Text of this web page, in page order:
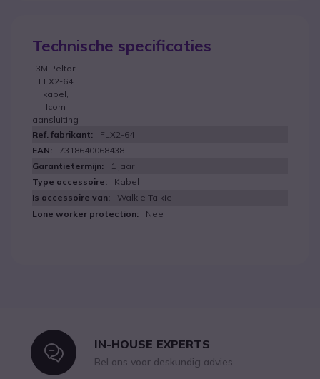
Technische specificaties
3M Peltor
FLX2-64
kabel,
Icom
aansluiting
FLX2-64
7318640068438
1 jaar
Kabel
Walkie Talkie
Nee
IconIN-HOUSE EXPERTS
Bel ons voor deskundig advies